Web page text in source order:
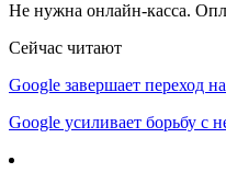
Не нужна онлайн-касса.
Сейчас читают
Google завершает переход
Google усиливает борьбу с